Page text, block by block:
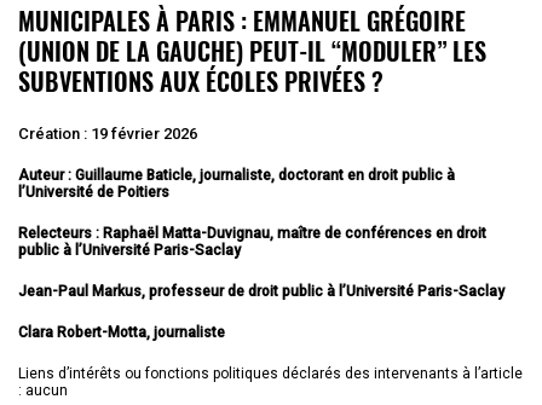
MUNICIPALES À PARIS : EMMANUEL GRÉGOIRE
(UNION DE LA GAUCHE) PEUT-IL “MODULER” LES
SUBVENTIONS AUX ÉCOLES PRIVÉES ?
Création : 19 février 2026
Auteur : Guillaume Baticle, journaliste, doctorant en droit public à
l’Université de Poitiers
Relecteurs : Raphaël Matta-Duvignau, maître de conférences en droit
public à l’Université Paris-Saclay
Jean-Paul Markus, professeur de droit public à l’Université Paris-Saclay
Clara Robert-Motta, journaliste
Liens d’intérêts ou fonctions politiques déclarés des intervenants à l’article
: aucun